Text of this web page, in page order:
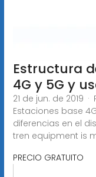
Estructura
4G y 5G y
21 de jun. de 2019
Estaciones base
diferencias en el
tren equipment is
PRECIO GRATUITO